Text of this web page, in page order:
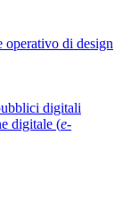
operativo di design
digitali
digitale (e-